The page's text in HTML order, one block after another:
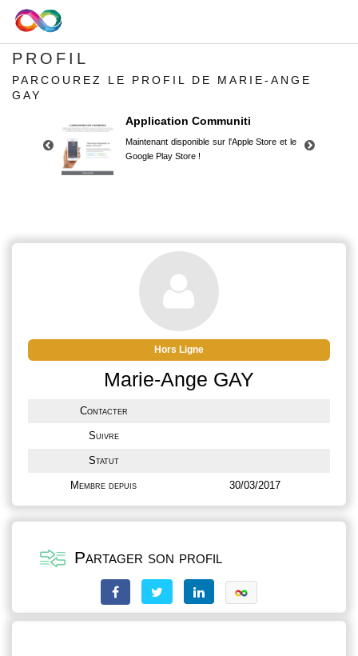
PROFIL
PARCOUREZ LE PROFIL DE MARIE-ANGE
GAY
Application Communiti
Maintenant disponible sur l'Apple Store et le
Google Play Store !
Google Play Store !
Hors Ligne
Marie-Ange GAY
Contacter
Suivre
Statut
Membre depuis 30/03/2017
Partager son profil